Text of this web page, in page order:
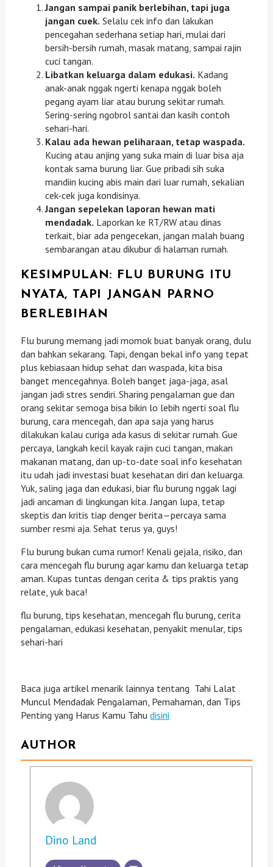
Jangan sampai panik berlebihan, tapi juga
jangan cuek. Selalu cek info dan lakukan
pencegahan sederhana setiap hari, mulai dari
bersih-bersih rumah, masak matang, sampai rajin
cuci tangan.
Libatkan keluarga dalam edukasi. Kadang
anak-anak nggak ngerti kenapa nggak boleh
pegang ayam liar atau burung sekitar rumah.
Sering-sering ngobrol santai dan kasih contoh
sehari-hari.
Kalau ada hewan peliharaan, tetap waspada.
Kucing atau anjing yang suka main di luar bisa aja
kontak sama burung liar. Gue pribadi sih suka
mandiin kucing abis main dari luar rumah, sekalian
cek-cek juga kondisinya.
Jangan sepelekan laporan hewan mati
mendadak. Laporkan ke RT/RW atau dinas
terkait, biar ada pengecekan, jangan malah buang
sembarangan atau dikubur di halaman rumah.
KESIMPULAN: FLU BURUNG ITU
NYATA, TAPI JANGAN PARNO
BERLEBIHAN
Flu burung memang jadi momok buat banyak orang, dulu
dan bahkan sekarang. Tapi, dengan bekal info yang tepat
plus kebiasaan hidup sehat dan waspada, kita bisa
banget mencegahnya. Boleh banget jaga-jaga, asal
jangan jadi stres sendiri. Sharing pengalaman gue dan
orang sekitar semoga bisa bikin lo lebih ngerti soal flu
burung, cara mencegah, dan apa saja yang harus
dilakukan kalau curiga ada kasus di sekitar rumah. Gue
percaya, langkah kecil kayak rajin cuci tangan, makan
makanan matang, dan up-to-date soal info kesehatan
itu udah jadi investasi buat kesehatan diri dan keluarga.
Yuk, saling jaga dan edukasi, biar flu burung nggak lagi
jadi ancaman di lingkungan kita. Jangan lupa, tetap
skeptis dan kritis tiap denger berita—percaya sama
sumber resmi aja. Sehat terus ya, guys!
Flu burung bukan cuma rumor! Kenali gejala, risiko, dan
cara mencegah flu burung agar kamu dan keluarga tetap
aman. Kupas tuntas dengan cerita & tips praktis yang
relate, yuk baca!
flu burung, tips kesehatan, mencegah flu burung, cerita
pengalaman, edukasi kesehatan, penyakit menular, tips
sehari-hari
Baca juga artikel menarik lainnya tentang Tahi Lalat
Muncul Mendadak Pengalaman, Pemahaman, dan Tips
Penting yang Harus Kamu Tahudisini
AUTHOR
Dino Land